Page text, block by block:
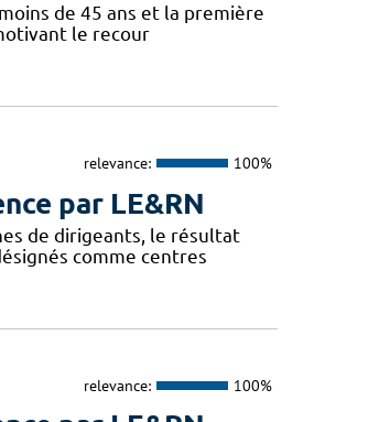
de 45 ans et la première
le recour
relevance: 100%
par LE&RN
de dirigeants, le résultat
comme centres
relevance: 100%